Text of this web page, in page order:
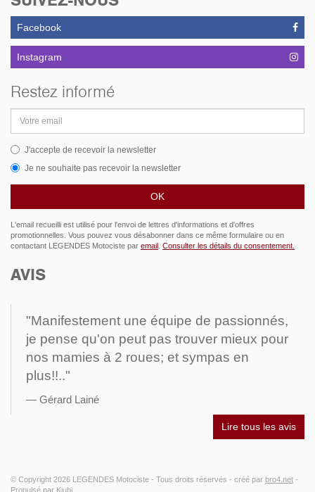
Facebook
Instagram
Restez informé
email
J'accepte de recevoir la newsletter
Je ne souhaite pas recevoir la newsletter
L'email recueilli est utilisé pour l'envoi de lettres d'informations et d'offres
promotionnelles. Vous pouvez vous désabonner dans ce même formulaire ou en
contactant LEGENDES Motociste par email Consulter les détails du consentement.
AVIS
"Manifestement une équipe de passionnés,
je pense qu'on peut pas trouver mieux pour
nos mamies à 2 roues; et sympas en
plus!!.."
Gérard Lainé
Lire tous les avis
© Copyright 2026 LEGENDES Motociste - Tous droits réservés - créé par bro4.net -
Propulsé par Kiubi